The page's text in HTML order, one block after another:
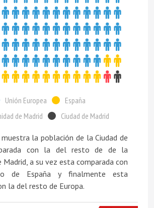
Unión Europea
España
de Madrid
Ciudad de Madrid
la población de la Ciudad de
con la del resto de de la
Madrid, a su vez esta comparada con
de España y finalmente esta
la del resto de Europa.